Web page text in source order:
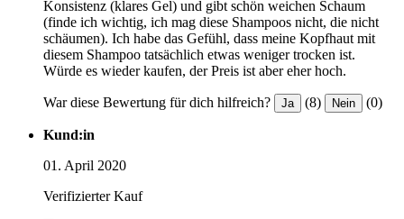
Konsistenz (klares Gel) und gibt schön weichen Schaum
(finde ich wichtig, ich mag diese Shampoos nicht, die nicht
schäumen). Ich habe das Gefühl, dass meine Kopfhaut mit
diesem Shampoo tatsächlich etwas weniger trocken ist.
Würde es wieder kaufen, der Preis ist aber eher hoch.
War diese Bewertung für dich hilfreich? Ja (8) Nein (0)
Kund:in
01. April 2020
Verifizierter Kauf